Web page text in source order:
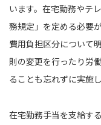
います。在宅勤務やテ
務規定」を定める必要
費用負担区分について
則の変更を行ったり労
ることも忘れずに実施
在宅勤務手当を支給す